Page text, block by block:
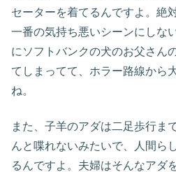
セーターを着てるんですよ。絶
一番の気持ち悪いシーンにしな
にソフトバンクの犬のお父さん
てしまってて、ホラー路線から
ね。
また、子羊のアダは二足歩行ま
んと喋れないみたいで、人間ら
るんですよ。夫婦はそんなアダ